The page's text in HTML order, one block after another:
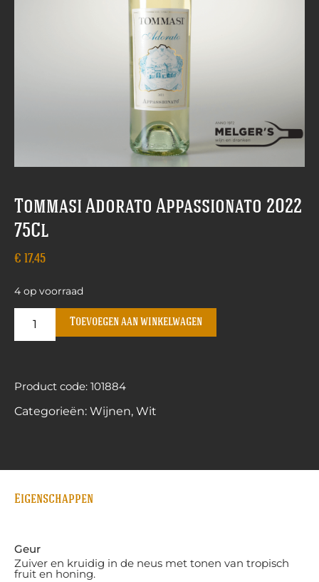
Tommasi Adorato Appassionato 2022
75Cl
€ 17,45
4 op voorraad
Toevoegen aan winkelwagen
Product code: 101884
Categorieën: Wijnen, Wit
Eigenschappen
Geur
Zuiver en kruidig in de neus met tonen van tropisch
fruit en honing.